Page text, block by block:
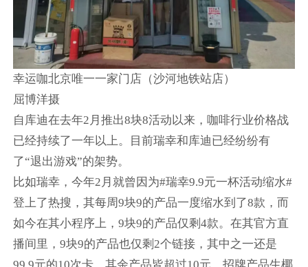
幸运咖北京唯一一家门店（沙河地铁站店）
屈博洋摄
自库迪在去年2月推出8块8活动以来，咖啡行业价格战
已经持续了一年以上。目前瑞幸和库迪已经纷纷有
了“退出游戏”的架势。
比如瑞幸，今年2月就曾因为#瑞幸9.9元一杯活动缩水#
登上了热搜，其每周9块9的产品一度缩水到了8款，而
如今在其小程序上，9块9的产品仅剩4款。在其官方直
播间里，9块9的产品也仅剩2个链接，其中之一还是
99.9元的10次卡。其余产品皆超过10元，招牌产品生椰